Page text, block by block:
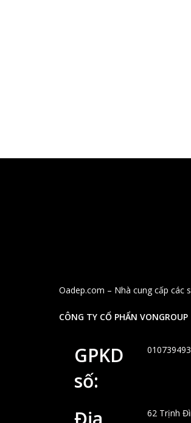
Oadep.com – Nhà cung cấp các
CÔNG TY CỔ PHẨN VONGROUP
GPKD
số:
62 Trịnh